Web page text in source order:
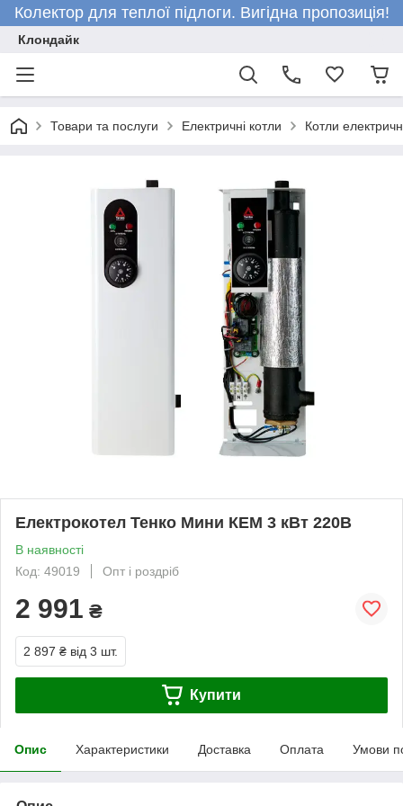
Колектор для теплої підлоги. Вигідна пропозиція!
Клондайк
Товари та послуги Електричні котли Котли
Електрокотел Тенко Мини КЕМ 3 кВт 220В
В наявності
Код: 49019
Опт і роздріб
2 991 ₴
2 897 ₴ від 3 шт.
Купити
Опис Характеристики Доставка Оплата Умови